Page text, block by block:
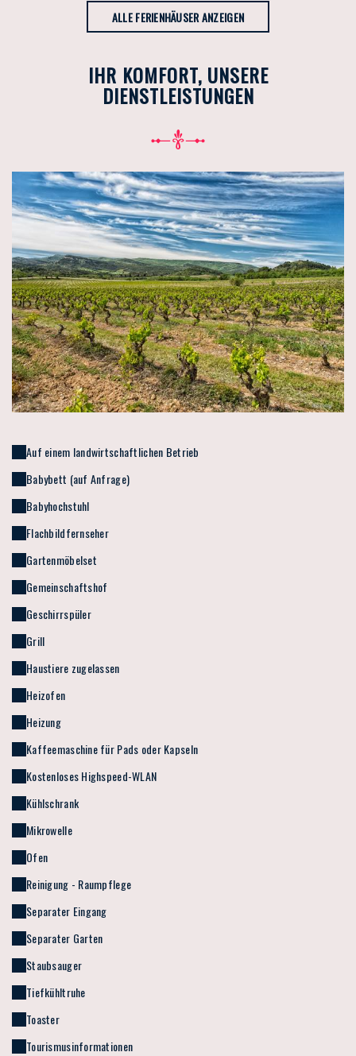
ALLE FERIENHÄUSER ANZEIGEN
IHR KOMFORT, UNSERE
DIENSTLEISTUNGEN
Auf einem landwirtschaftlichen Betrieb
Babybett (auf Anfrage)
Babyhochstuhl
Flachbildfernseher
Gartenmöbelset
Gemeinschaftshof
Geschirrspüler
Grill
Haustiere zugelassen
Heizofen
Heizung
Kaffeemaschine für Pads oder Kapseln
Kostenloses Highspeed-WLAN
Kühlschrank
Mikrowelle
Ofen
Reinigung - Raumpflege
Separater Eingang
Separater Garten
Staubsauger
Tiefkühltruhe
Toaster
Tourismusinformationen